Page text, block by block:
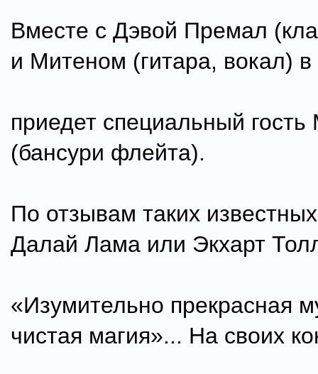
Вместе с Дэвой Премал
и Митеном (гитара, вокал)
приедет специальный гость
(бансури флейта).
По отзывам таких
Далай Лама или Экхарт
«Изумительно прекрасная
чистая магия»... На своих